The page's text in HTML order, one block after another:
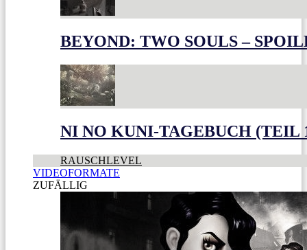
BEYOND: TWO SOULS –
NI NO KUNI-TAGEBUCH (TEIL
RAUSCHLEVEL
VIDEOFORMATE
ZUFÄLLIG